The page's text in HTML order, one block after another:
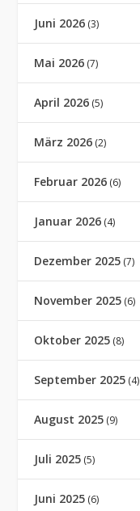
Juni 2026 (3)
Mai 2026 (7)
April 2026 (5)
März 2026 (2)
Februar 2026 (6)
Januar 2026 (4)
Dezember 2025 (7)
November 2025 (6)
Oktober 2025 (8)
September 2025 (4)
August 2025 (9)
Juli 2025 (5)
Juni 2025 (6)